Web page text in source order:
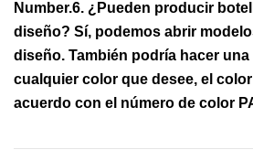
Number.6. ¿Pueden producir
diseño? Sí, podemos abrir
diseño. También podría hacer
cualquier color que desee, el
acuerdo con el número de color